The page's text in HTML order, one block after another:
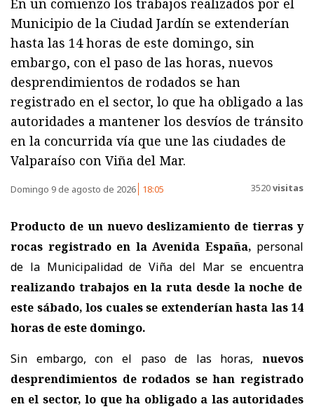
En un comienzo los trabajos realizados por el
Municipio de la Ciudad Jardín se extenderían
hasta las 14 horas de este domingo, sin
embargo, con el paso de las horas, nuevos
desprendimientos de rodados se han
registrado en el sector, lo que ha obligado a las
autoridades a mantener los desvíos de tránsito
en la concurrida vía que une las ciudades de
Valparaíso con Viña del Mar.
Domingo 9 de agosto de 2026 18:05 3520visitas
Producto de un nuevo deslizamiento de tierras y
rocas registrado en la Avenida España, personal
de la Municipalidad de Viña del Mar se encuentra
realizando trabajos en la ruta desde la noche de
este sábado, los cuales se extenderían hasta las 14
horas de este domingo.
Sin embargo, con el paso de las horas, nuevos
desprendimientos de rodados se han registrado
en el sector, lo que ha obligado a las autoridades